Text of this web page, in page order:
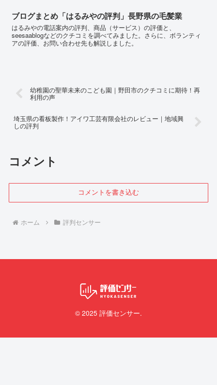
ブログまとめ「はるみやの評判」長野県の毛髪業
はるみやの電話案内の評判、商品（サービス）の評価と、
seesaablogなどのクチコミを調べてみました。さらに、ボランティ
アの評価、お問い合わせ先も解説しました。
幼稚園の聖華未来のこども園｜野田市のクチコミに期待！再
利用の声
埼玉県の看板製作！アイワ工芸有限会社のレビュー｜地域興
しの評判
コメント
コメントを書き込む
ホーム 評判センサー
© 2025 評価センサー.